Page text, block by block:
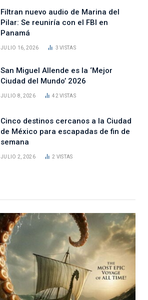
Filtran nuevo audio de Marina del
Pilar: Se reuniría con el FBI en
Panamá
JULIO 16, 2026 3VISTAS
San Miguel Allende es la ‘Mejor
Ciudad del Mundo’ 2026
JULIO 8, 2026 42VISTAS
Cinco destinos cercanos a la Ciudad
de México para escapadas de fin de
semana
JULIO 2, 2026 2 VISTAS